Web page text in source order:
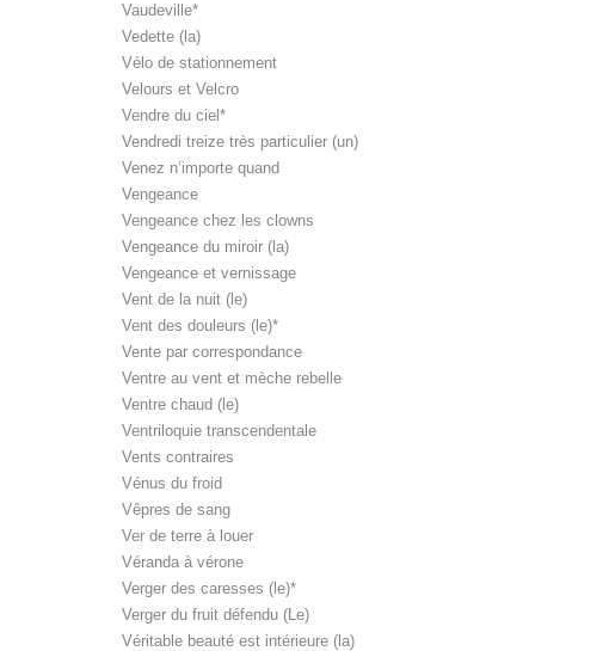
Vaudeville*
Vedette (la)
Vélo de stationnement
Velours et Velcro
Vendre du ciel*
Vendredi treize très particulier (un)
Venez n’importe quand
Vengeance
Vengeance chez les clowns
Vengeance du miroir (la)
Vengeance et vernissage
Vent de la nuit (le)
Vent des douleurs (le)*
Vente par correspondance
Ventre au vent et mèche rebelle
Ventre chaud (le)
Ventriloquie transcendentale
Vents contraires
Vénus du froid
Vêpres de sang
Ver de terre à louer
Véranda à vérone
Verger des caresses (le)*
Verger du fruit défendu (Le)
Véritable beauté est intérieure (la)